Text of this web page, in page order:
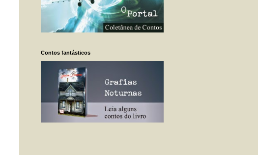
Contos fantásticos